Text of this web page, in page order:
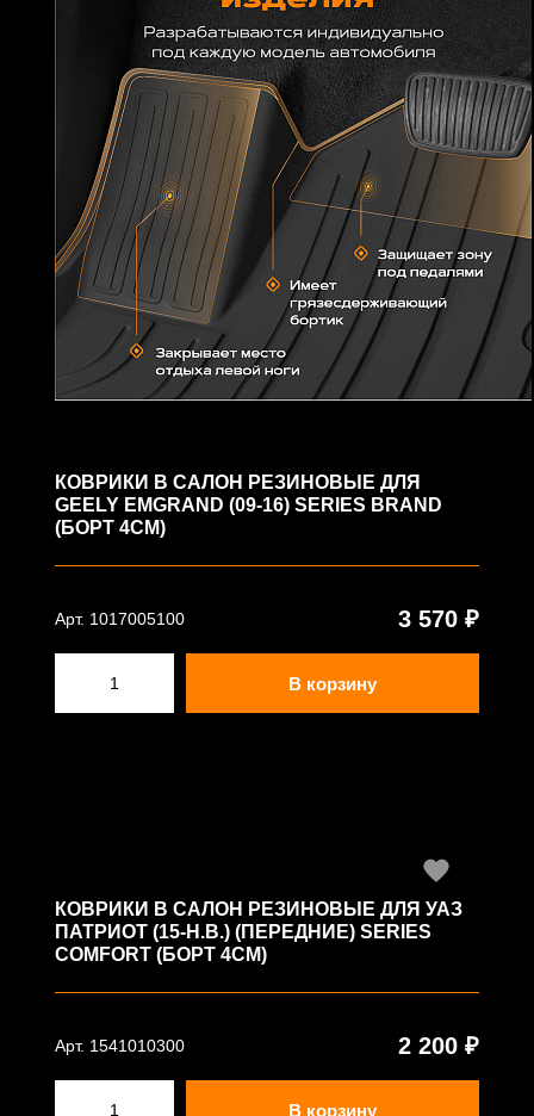
КОВРИКИ В САЛОН РЕЗИНОВЫЕ ДЛЯ
GEELY EMGRAND (09-16) SERIES BRAND
(БОРТ 4СМ)
Арт. 1017005100 3 570 ₽
В корзину
КОВРИКИ В САЛОН РЕЗИНОВЫЕ ДЛЯ УАЗ
ПАТРИОТ (15-Н.В.) (ПЕРЕДНИЕ) SERIES
COMFORT (БОРТ 4СМ)
Арт. 1541010300 2 200 ₽
В корзину